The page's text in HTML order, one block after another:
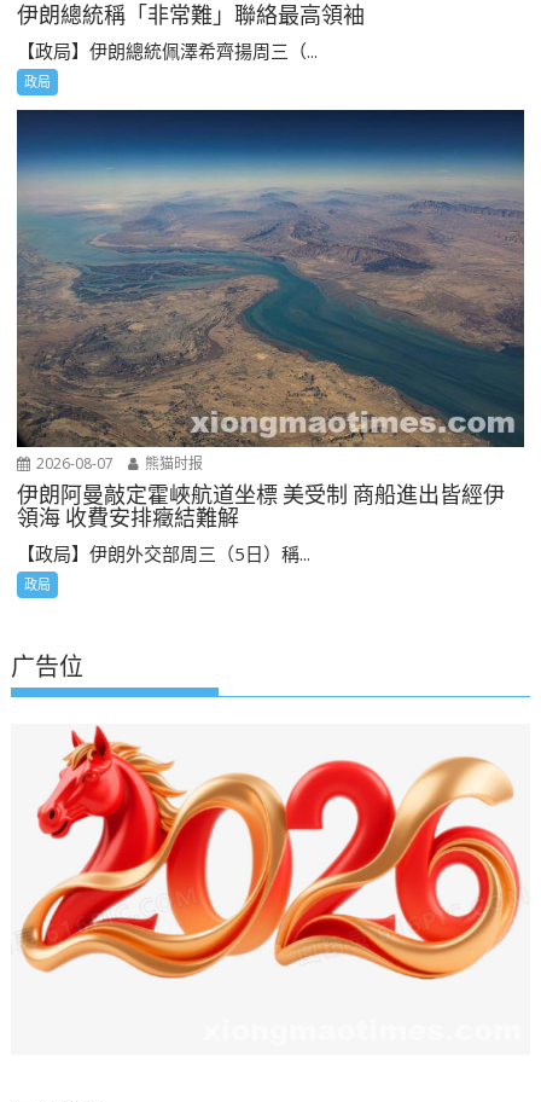
伊朗總統稱「非常難」聯絡最高領袖
【政局】伊朗總統佩澤希齊揚周三（...
政局
2026-08-07 熊猫时报
伊朗阿曼敲定霍峽航道坐標 美受制 商船進出皆經伊
領海 收費安排癥結難解
【政局】伊朗外交部周三（5日）稱...
政局
广告位